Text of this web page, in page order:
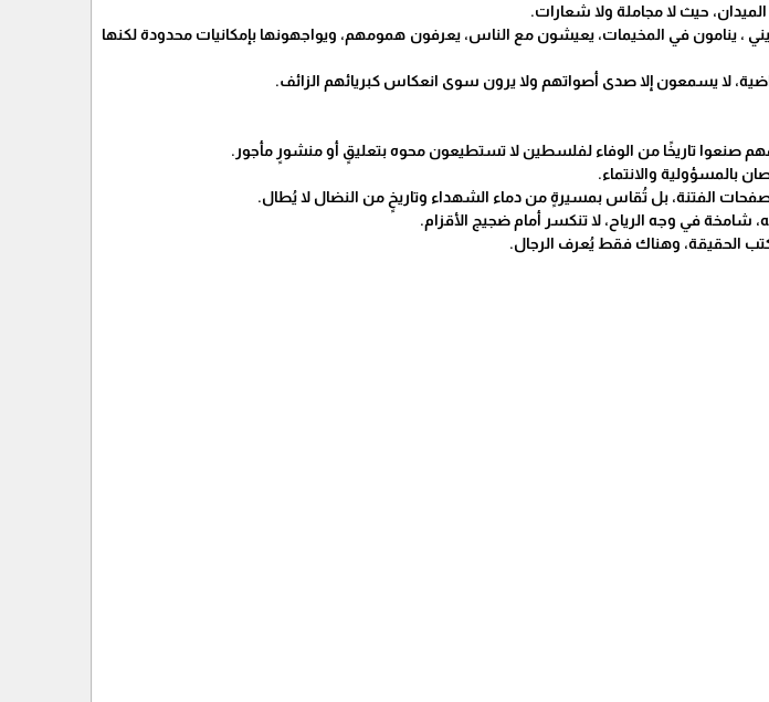
حيث لا مجاملة ولا شعارات.
، ينامون في المخيمات، يعيشون مع الناس، يعرفون همومهم، ويواجهونها بإمكانيات محدودة لكنها
لا يسمعون إلا صدى أصواتهم ولا يرون سوى انعكاس كبريائهم الزائف.
صنعوا تاريخًا من الوفاء لفلسطين لا تستطيعون محوه بتعليقٍ أو منشورٍ مأجور.
بالمسؤولية والانتماء.
بصفحات الفتنة، بل تُقاس بمسيرةٍ من دماء الشهداء وتاريخٍ من النضال لا يُطال.
في وجه الرياح، لا تنكسر أمام ضجيج الأقزام.
الحقيقة، وهناك فقط يُعرف الرجال.